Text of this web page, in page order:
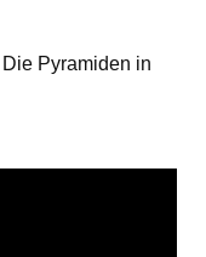
Pyramiden in